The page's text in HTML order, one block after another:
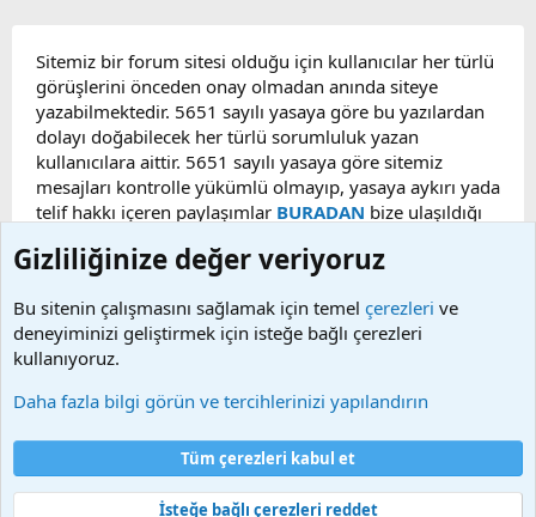
Sitemiz bir forum sitesi olduğu için kullanıcılar her türlü
görüşlerini önceden onay olmadan anında siteye
yazabilmektedir. 5651 sayılı yasaya göre bu yazılardan
dolayı doğabilecek her türlü sorumluluk yazan
kullanıcılara aittir. 5651 sayılı yasaya göre sitemiz
mesajları kontrolle yükümlü olmayıp, yasaya aykırı yada
telif hakkı içeren paylaşımlar BURADAN bize ulaşıldığı
kaldırılacaktır. Sitemizde Bulunan Videolar YouTube,
alınmaktadır. Telif hakları sorumluluğu bu sitelere aittir.
Videoların hiç biri sunucularımızda bulunmamaktadır.
Şartlar ve kurallar Gizlilik politikası
Ana sayfa
®
Gizliliğinize değer veriyoruz
Bu sitenin çalışmasını sağlamak için temel çerezleri ve
deneyiminizi geliştirmek için isteğe bağlı çerezleri
kullanıyoruz.
Daha fazla bilgi görün ve tercihlerinizi yapılandırın
Tüm çerezleri kabul et
İsteğe bağlı çerezleri reddet